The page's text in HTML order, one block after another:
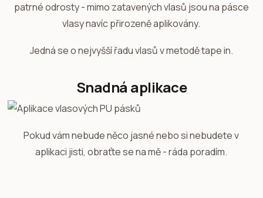
patrné odrosty - mimo zatavených vlasů jsou na pásce
vlasy navíc přirozeně aplikovány.
Jedná se o nejvyšší řadu vlasů v metodě tape in.
Snadná aplikace
Pokud vám nebude něco jasné nebo si nebudete v
aplikaci jisti, obraťte se na mě - ráda poradím.